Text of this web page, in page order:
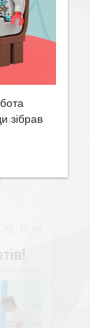
зібрав